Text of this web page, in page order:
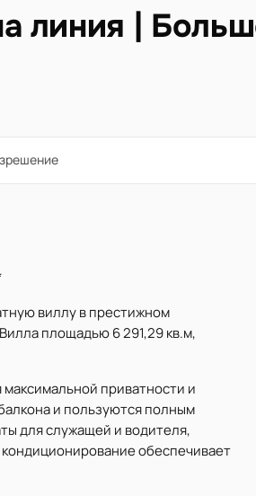
линия |
виллу в престижном
площадью 6 291,29 кв.м,
приватности и
и пользуются полным
для служащей и водителя,
обеспечивает